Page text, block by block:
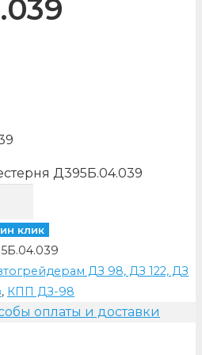
Д395Б.04.039
клик
ДЗ 98, ДЗ 122, ДЗ
, КПП ДЗ-98
оплаты и доставки